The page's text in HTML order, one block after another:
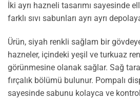
İki ayrı hazneli tasarımı sayesinde
farklı sıvı sabunları ayrı ayrı
Ürün, siyah renkli sağlam bir
hazneler, içindeki yeşil ve turkuaz
görünmesine olanak sağlar. Sağ
fırçalık bölümü bulunur. Pompalı
sayesinde sabunu kolayca ve